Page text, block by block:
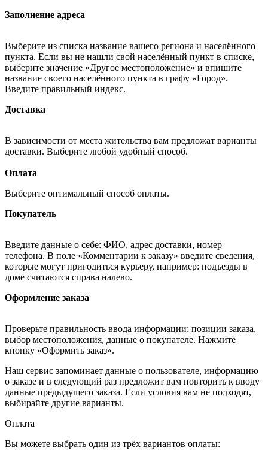
Заполнение адреса
Выберите из списка название вашего региона и населённого
пункта. Если вы не нашли свой населённый пункт в списке,
выберите значение «Другое местоположение» и впишите
название своего населённого пункта в графу «Город».
Введите правильный индекс.
Доставка
В зависимости от места жительства вам предложат варианты
доставки. Выберите любой удобный способ.
Оплата
Выберите оптимальный способ оплаты.
Покупатель
Введите данные о себе: ФИО, адрес доставки, номер
телефона. В поле «Комментарии к заказу» введите сведения,
которые могут пригодиться курьеру, например: подъезды в
доме считаются справа налево.
Оформление заказа
Проверьте правильность ввода информации: позиции заказа,
выбор местоположения, данные о покупателе. Нажмите
кнопку «Оформить заказ».
Наш сервис запоминает данные о пользователе, информацию
о заказе и в следующий раз предложит вам повторить к вводу
данные предыдущего заказа. Если условия вам не подходят,
выбирайте другие варианты.
Оплата
Вы можете выбрать один из трёх вариантов оплаты: